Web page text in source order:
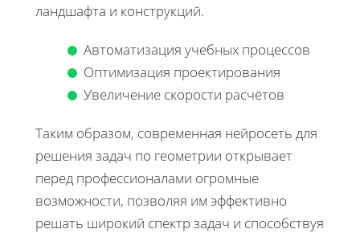
ландшафта и конструкций.
Автоматизация учебных процессов
Оптимизация проектирования
Увеличение скорости расчётов
Таким образом, современная нейросеть для
решения задач по геометрии открывает
перед профессионалами огромные
возможности, позволяя им эффективно
решать широкий спектр задач и способствуя